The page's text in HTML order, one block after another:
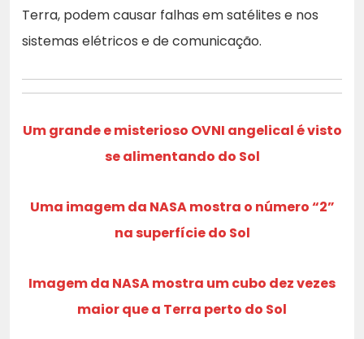
Terra, podem causar falhas em satélites e nos
sistemas elétricos e de comunicação.
Um grande e misterioso OVNI angelical é visto
se alimentando do Sol
Uma imagem da NASA mostra o número “2”
na superfície do Sol
Imagem da NASA mostra um cubo dez vezes
maior que a Terra perto do Sol